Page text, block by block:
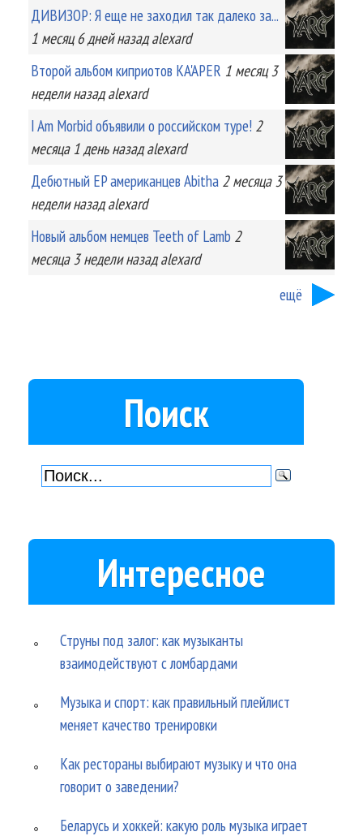
ДИВИЗОР: Я еще не заходил так далеко за...
1 месяц 6 днейназад alexard
Второй альбом киприотов KA'APER 1 месяц 3
неделиназад alexard
I Am Morbid объявили о российском туре! 2
месяца 1 деньназад alexard
Дебютный EP американцев Abitha 2 месяца 3
неделиназад alexard
Новый альбом немцев Teeth of Lamb 2
месяца 3 неделиназад alexard
ещё
Поиск
Интересное
Струны под залог: как музыканты
взаимодействуют с ломбардами
Музыка и спорт: как правильный плейлист
меняет качество тренировки
Как рестораны выбирают музыку и что она
говорит о заведении?
Беларусь и хоккей: какую роль музыка играет